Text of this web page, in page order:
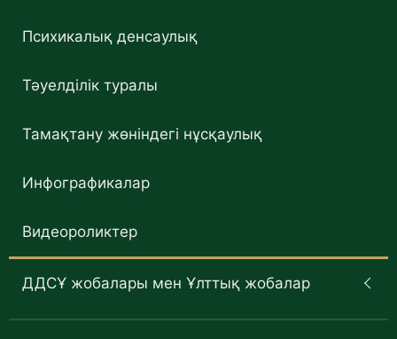
Психикалық денсаулық
Тәуелділік туралы
Тамақтану жөніндегі нұсқаулық
Инфографикалар
Видеороликтер
ДДСҰ жобалары мен Ұлттық жобалар